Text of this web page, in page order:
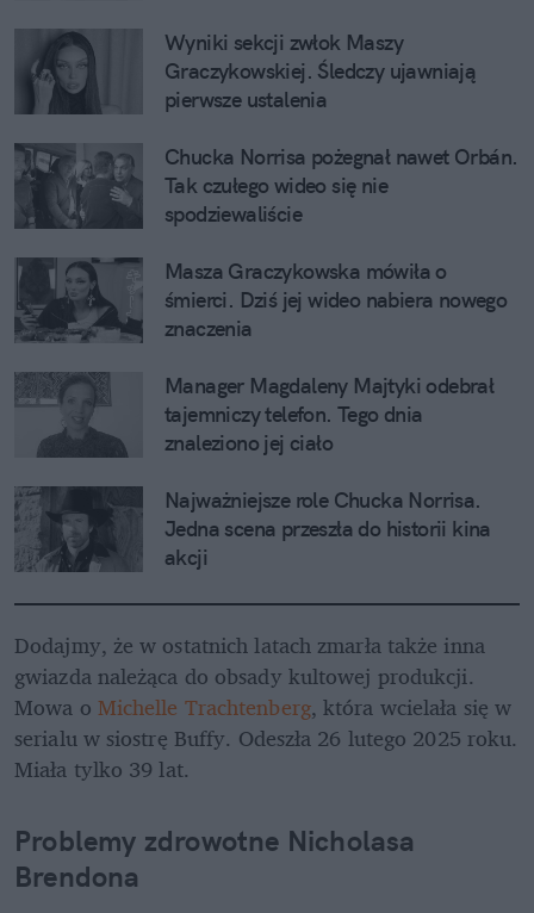
Wyniki sekcji zwłok Maszy
Graczykowskiej. Śledczy ujawniają
pierwsze ustalenia
Chucka Norrisa pożegnał nawet Orbán.
Tak czułego wideo się nie
spodziewaliście
Masza Graczykowska mówiła o
śmierci. Dziś jej wideo nabiera nowego
znaczenia
Manager Magdaleny Majtyki odebrał
tajemniczy telefon. Tego dnia
znaleziono jej ciało
Najważniejsze role Chucka Norrisa.
Jedna scena przeszła do historii kina
akcji
Dodajmy, że w ostatnich latach zmarła także inna
gwiazda należąca do obsady kultowej produkcji.
Mowa o Michelle Trachtenberg, która wcielała się w
serialu w siostrę Buffy. Odeszła 26 lutego 2025 roku.
Miała tylko 39 lat.
Problemy zdrowotne Nicholasa
Brendona